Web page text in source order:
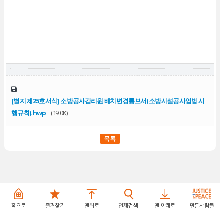
[별지 제25호서식] 소방공사감리원 배치변경통보서(소방시설공사업법 시
행규칙).hwp
(19.0K)
목록
홈으로 즐겨찾기 맨위로 전체검색 맨 아래로 만든사람들